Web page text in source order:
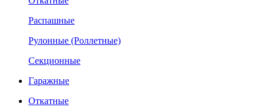
Распашные
Рулонные (Роллетные)
Секционные
Гаражные
Откатные